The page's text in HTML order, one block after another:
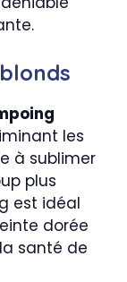
les
à sublimer
plus
est idéal
dorée
santé de